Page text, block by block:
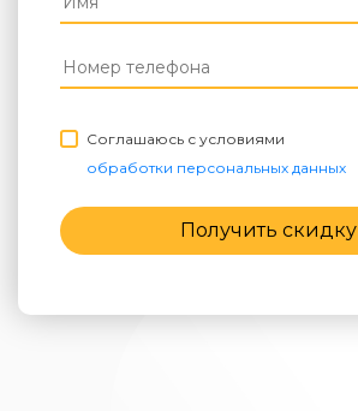
Соглашаюсь с условиями
обработки персональных данных
Получить скидку